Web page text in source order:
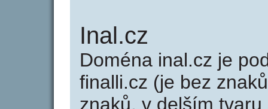
Inal.cz
Doména inal.cz je
finalli.cz (je bez
znaků, v delším